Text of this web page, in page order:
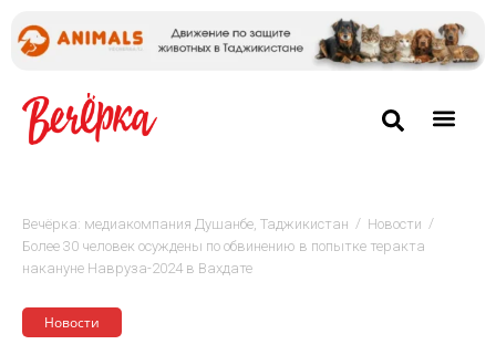
Вечёрка: медиакомпания Душанбе, Таджикистан / Новости /
Более 30 человек осуждены по обвинению в попытке теракта
накануне Навруза-2024 в Вахдате
Новости